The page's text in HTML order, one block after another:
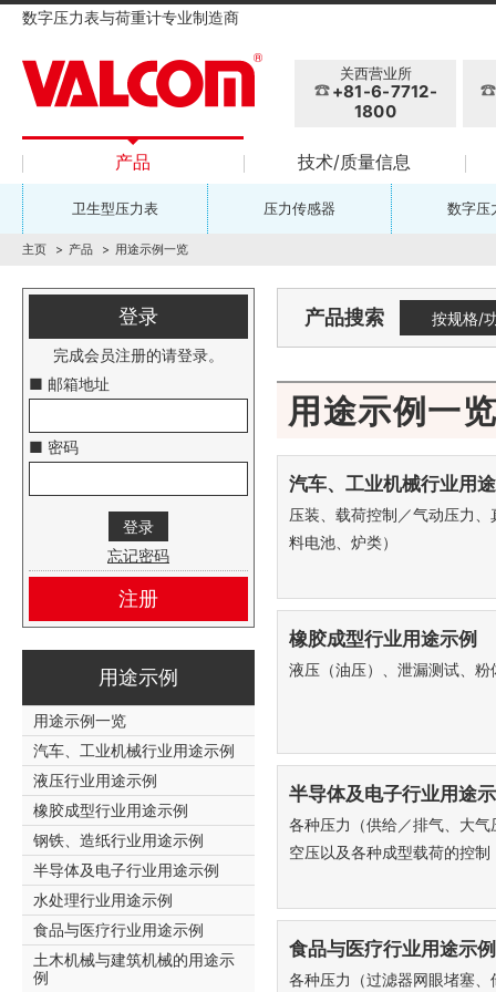
数字压力表与荷重计专业制造商
关西营业所
+81-6-7712-
1800
产品 技术/质量信息
卫生型压力表 压力传感器 数字压
主页 产品 用途示例一览
产品搜索 按规格/
用途示例一览
汽车、工业机械行业用
压装、载荷控制／气动压力
料电池、炉类）
橡胶成型行业用途示例
液压（油压）、泄漏测试、
半导体及电子行业用途
各种压力（供给／排气、大
空压以及各种成型载荷的控
食品与医疗行业用途示例
各种压力（过滤器网眼堵塞
登录
完成会员注册的请登录。
■ 邮箱地址
■ 密码
忘记密码
注册
用途示例
用途示例一览
汽车、工业机械行业用途示例
液压行业用途示例
橡胶成型行业用途示例
钢铁、造纸行业用途示例
半导体及电子行业用途示例
水处理行业用途示例
食品与医疗行业用途示例
土木机械与建筑机械的用途示
例